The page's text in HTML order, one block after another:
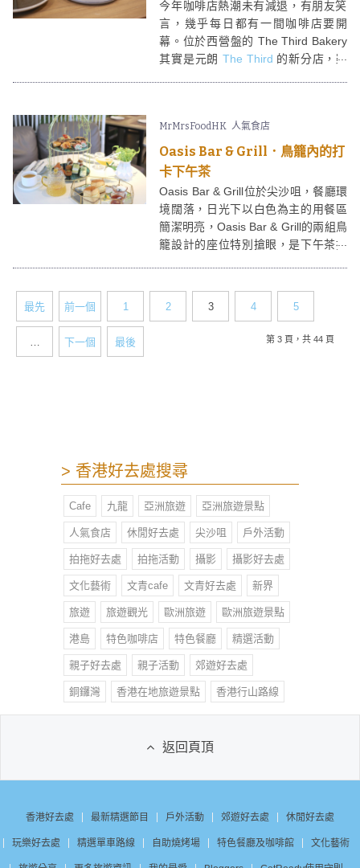
今年咖啡店熱潮未有減退，有朋友笑
言，幾乎每日都有一間咖啡店要開
幕。位於西營盤的 The Third Bakery
其實是元朗 The Third 的新分店，雖
並無主食，適合跟三五知己來吃件甜
品、飲杯咖啡呢。
MrMrsFoodHK 人氣食店
Oasis Bar & Grill．鳥籠內的打
卡下午茶
Oasis Bar & Grill位於尖沙咀，餐廳環
境闊落，日光下以白色為主的用餐區
簡潔明亮，Oasis Bar & Grill的兩組鳥
籠設計的座位特別搶眼，是下午茶打
最先 前一個 1 2 3 4 5
… 下一個 最後 第 3 頁，共 44 頁
> 香港好去處搜尋
Cafe 九龍 亞洲旅遊 亞洲旅遊景點
人氣食店 休閒好去處 尖沙咀 戶外活動
拍拖好去處 拍拖活動 攝影 攝影好去處
文化藝術 文青cafe 文青好去處 新界
旅遊 旅遊觀光 歐洲旅遊 歐洲旅遊景點
港島 特色咖啡店 特色餐廳 精選活動
親子好去處 親子活動 郊遊好去處
銅鑼灣 香港在地旅遊景點 香港行山路線
返回頁頂
香港好去處 最新精選節目 戶外活動 郊遊好去處 休閒好去處
玩樂好去處 精選單車路線 自助燒烤場 特色餐廳及咖啡館 文化藝術